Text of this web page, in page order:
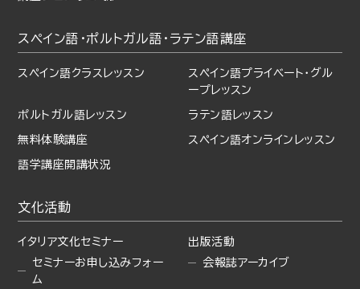
スペイン語・ポルトガル語・ ラテン語講座
スペイン語クラスレッスン スペイン語プライベート・ グル
ープレッスン
ポルトガル語レッスン ラテン語レッスン
無料体験講座 スペイン語オンラインレッスン
語学講座開講状況
文化活動
イタリア文化セミナー
セミナーお申し込みフォー
ム
出版活動
会報誌アーカイブ